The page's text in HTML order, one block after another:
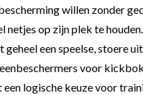
willen zonder
op zijn plek te
een speelse, stoere
voor
logische keuze voor